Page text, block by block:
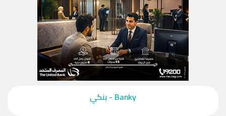
‎Banky - بنكي‎